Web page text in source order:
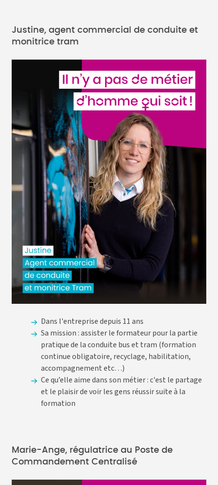
Justine, agent commercial de conduite et
monitrice tram
Dans l'entreprise depuis 11 ans
Sa mission : assister le formateur pour la partie
pratique de la conduite bus et tram (formation
continue obligatoire, recyclage, habilitation,
accompagnement etc…)
Ce qu’elle aime dans son métier : c'est le partage
et le plaisir de voir les gens réussir suite à la
formation
Marie-Ange, régulatrice au Poste de
Commandement Centralisé